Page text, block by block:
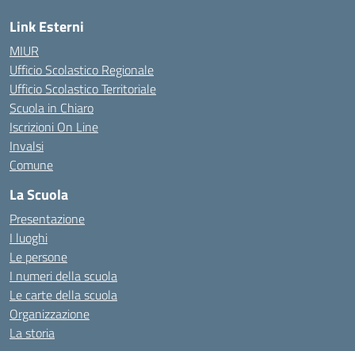
Link Esterni
MIUR
Ufficio Scolastico Regionale
Ufficio Scolastico Territoriale
Scuola in Chiaro
Iscrizioni On Line
Invalsi
Comune
La Scuola
Presentazione
I luoghi
Le persone
I numeri della scuola
Le carte della scuola
Organizzazione
La storia